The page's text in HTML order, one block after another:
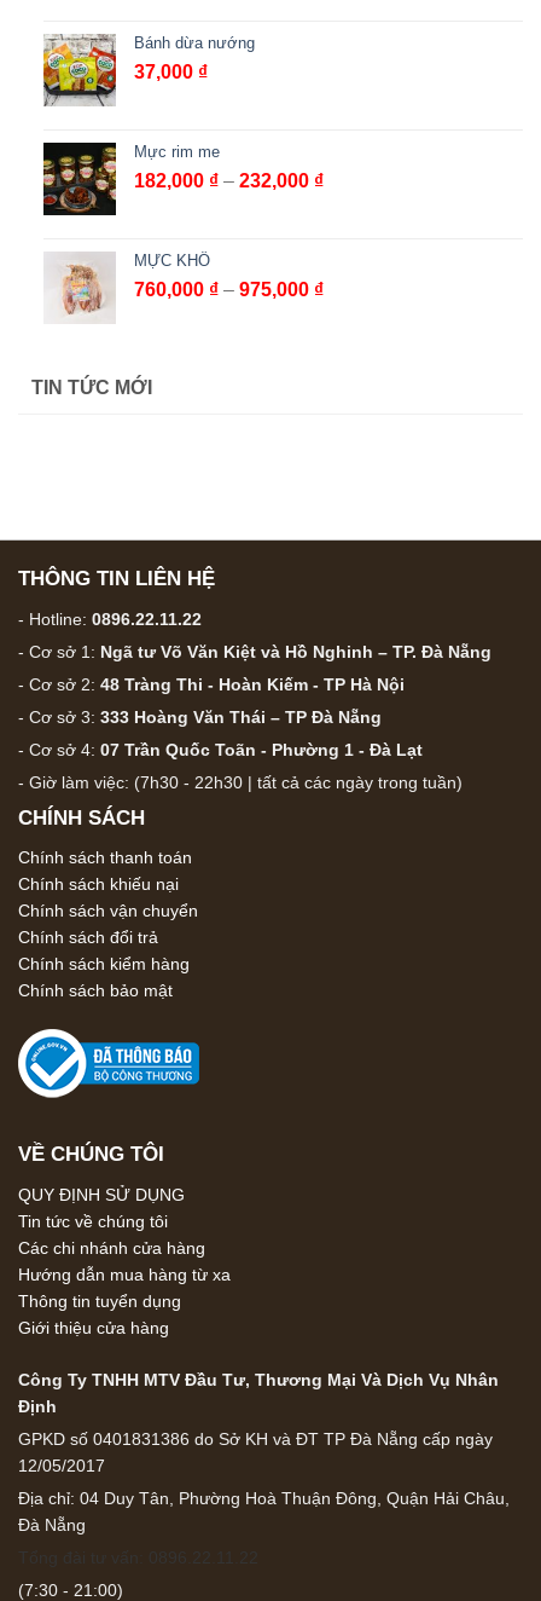
Bánh dừa nướng
37,000 ₫
Mực rim me
182,000 ₫ – 232,000 ₫Khoảng
đến
MỰC KHÔ
760,000 ₫ – 975,000 ₫Khoảng
TIN TỨC MỚI
THÔNG TIN LIÊN HỆ
- Hotline: 0896.22.11.22
- Cơ sở 1: Ngã tư Võ Văn Kiệt và Hồ Nghinh – TP. Đà Nẵng
- Cơ sở 2: 48 Tràng Thi - Hoàn Kiếm - TP Hà Nội
- Cơ sở 3: 333 Hoàng Văn Thái – TP Đà Nẵng
- Cơ sở 4: 07 Trần Quốc Toãn - Phường 1 - Đà Lạt
- Giờ làm việc: (7h30 - 22h30 | tất cả các ngày trong tuần)
CHÍNH SÁCH
Chính sách thanh toán
Chính sách khiếu nại
Chính sách vận chuyển
Chính sách đổi trả
Chính sách kiểm hàng
Chính sách bảo mật
VỀ CHÚNG TÔI
QUY ĐỊNH SỬ DỤNG
Tin tức về chúng tôi
Các chi nhánh cửa hàng
Hướng dẫn mua hàng từ xa
Thông tin tuyển dụng
Giới thiệu cửa hàng
Công Ty TNHH MTV Đầu Tư, Thương Mại Và Dịch Vụ Nhân
Định
GPKD số 0401831386 do Sở KH và ĐT TP Đà Nẵng cấp ngày
12/05/2017
Địa chỉ: 04 Duy Tân, Phường Hoà Thuận Đông, Quận Hải Châu,
Đà Nẵng
Tổng đài tư vấn: 0896.22.11.22
(7:30 - 21:00)